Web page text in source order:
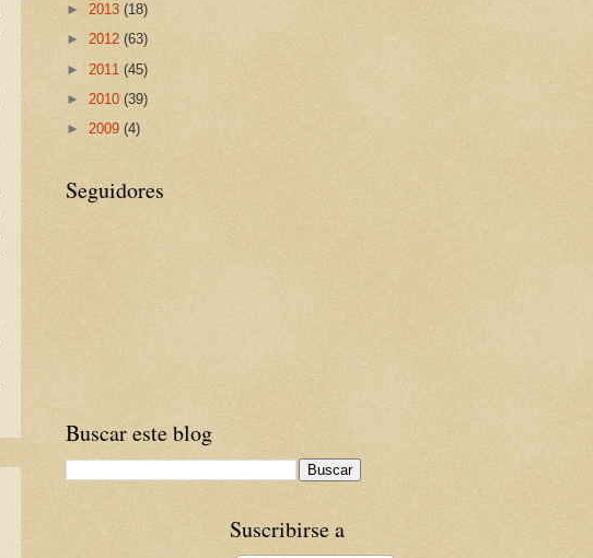
► 2013 (18)
► 2012 (63)
► 2011 (45)
► 2010 (39)
► 2009 (4)
Seguidores
Buscar este blog
Suscribirse a